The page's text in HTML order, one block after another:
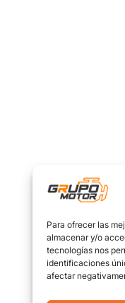
Para ofrecer las
almacenar y/o
tecnologías nos
identificaciones
afectar